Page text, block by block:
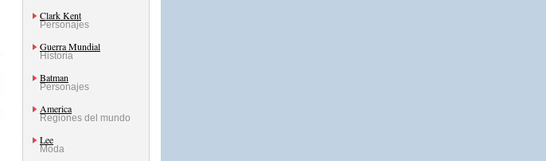
Clark Kent
Personajes
Guerra Mundial
Historia
Batman
Personajes
America
Regiones del mundo
Lee
Moda